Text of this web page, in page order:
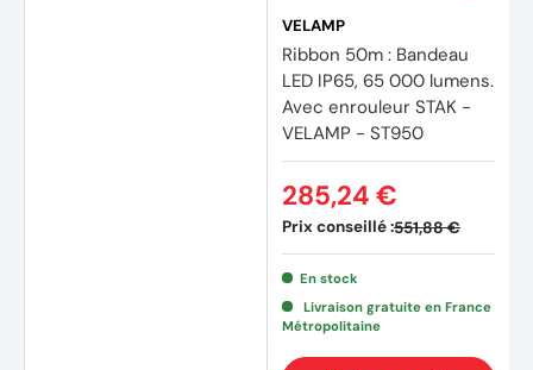
VELAMP
Ribbon 50m : Bandeau
LED IP65, 65 000 lumens.
Avec enrouleur STAK -
VELAMP - ST950
Prix conseillé :551,88 €
285,24 €
En stock
Livraison gratuite en France
Métropolitaine